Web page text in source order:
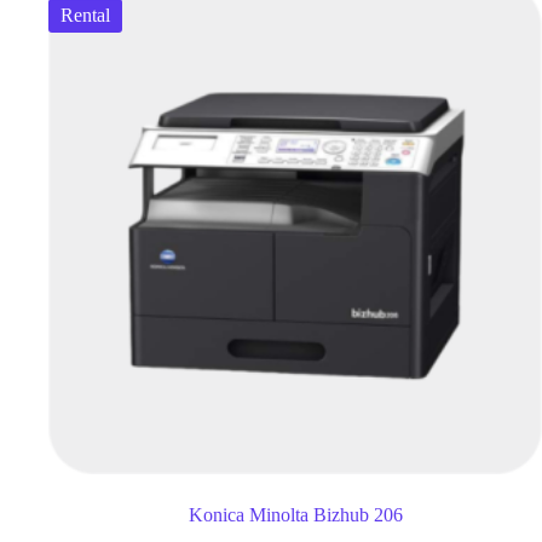
Rental
Konica Minolta Bizhub 206